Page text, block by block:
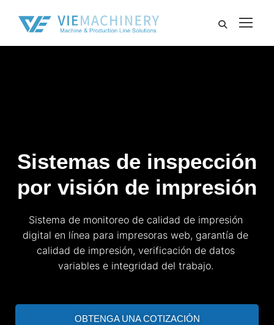
Sistemas de inspección
por visión de impresión
Sistema de monitoreo de calidad de impresión
digital en línea para impresoras web, garantía de
calidad de impresión, verificación de datos
variables e integridad del trabajo.
OBTENGA UNA COTIZACIÓN